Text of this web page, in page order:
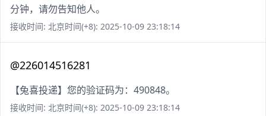
分钟，请勿告知他人。
接收时间: 北京时间(+8): 2025-10-09 23:18:14
@226014516281
【兔喜投递】您的验证码为：490848。
接收时间: 北京时间(+8): 2025-10-09 23:18:14